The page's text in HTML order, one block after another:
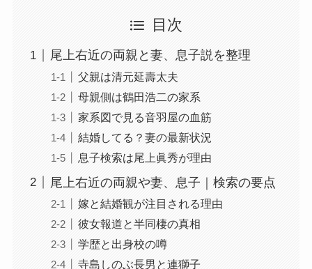
目次
尾上右近の両親と妻、息子説を整理
父親は清元延壽太夫
母親側は鶴田浩二の家系
家系図で見る音羽屋の血筋
結婚してる？妻の最新状況
息子検索は尾上眞秀が理由
尾上右近の両親や妻、息子｜検索の要点
嫁と結婚観が注目される理由
彼女報道と半同棲の真相
学歴と出身校の噂
寺島しのぶ長男と連獅子